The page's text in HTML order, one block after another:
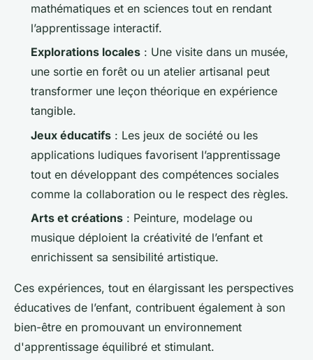
mathématiques et en sciences tout en rendant
l’apprentissage interactif.
Explorations locales : Une visite dans un musée,
une sortie en forêt ou un atelier artisanal peut
transformer une leçon théorique en expérience
tangible.
Jeux éducatifs : Les jeux de société ou les
applications ludiques favorisent l’apprentissage
tout en développant des compétences sociales
comme la collaboration ou le respect des règles.
Arts et créations : Peinture, modelage ou
musique déploient la créativité de l’enfant et
enrichissent sa sensibilité artistique.
Ces expériences, tout en élargissant les perspectives
éducatives de l’enfant, contribuent également à son
bien-être en promouvant un environnement
d'apprentissage équilibré et stimulant.